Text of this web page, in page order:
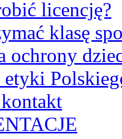
licencję?
klasę
ochrony
etyki